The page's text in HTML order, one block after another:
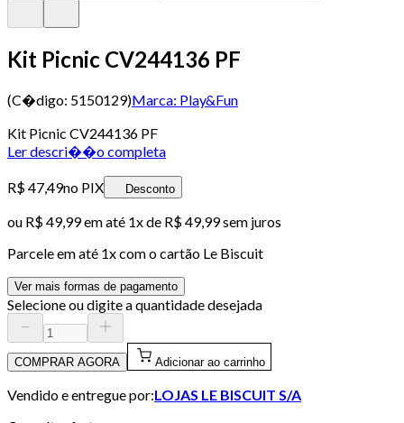
Kit Picnic CV244136 PF
(C�digo: 5150129)Marca: Play&Fun
Kit Picnic CV244136 PF
Ler descri��o completa
R$ 47,49no PIX Desconto
ou R$ 49,99em até 1x de R$ 49,99sem juros
Parcele em até 1x com o cartão Le Biscuit
Ver mais formas de pagamento
Selecione ou digite a quantidade desejada
COMPRAR AGORA Adicionar ao carrinho
Vendido e entregue por:LOJAS LE BISCUIT S/A